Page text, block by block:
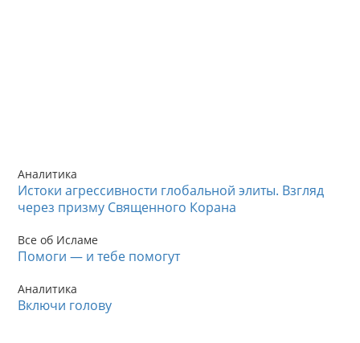
Аналитика
Истоки агрессивности глобальной элиты. Взгляд
через призму Священного Корана
Все об Исламе
Помоги — и тебе помогут
Аналитика
Включи голову